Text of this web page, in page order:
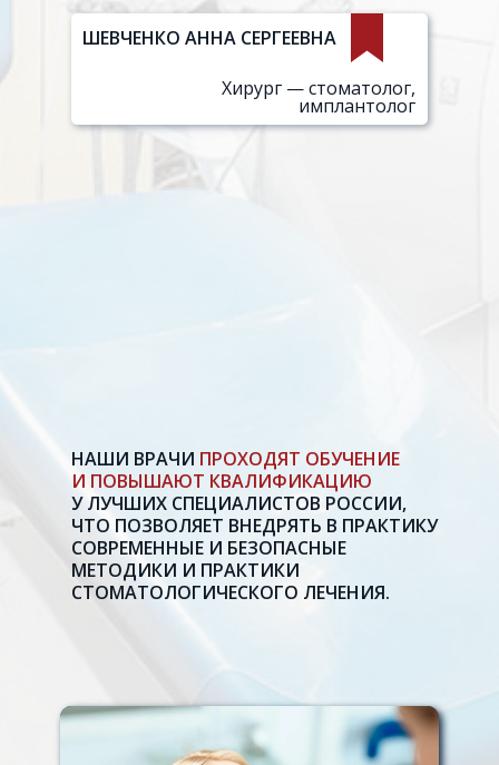
НАШИ ВРАЧИ ПРОХОДЯТ ОБУЧЕНИЕ
И ПОВЫШАЮТ КВАЛИФИКАЦИЮ
У ЛУЧШИХ СПЕЦИАЛИСТОВ РОССИИ,
ЧТО ПОЗВОЛЯЕТ ВНЕДРЯТЬ В ПРАКТИКУ
СОВРЕМЕННЫЕ И БЕЗОПАСНЫЕ
МЕТОДИКИ И ПРАКТИКИ
СТОМАТОЛОГИЧЕСКОГО ЛЕЧЕНИЯ.
ШЕВЧЕНКО АННА СЕРГЕЕВНА
Хирург — стоматолог,
имплантолог